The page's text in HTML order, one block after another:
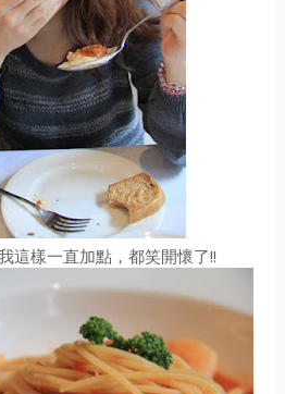
這樣一直加點，都笑開懷了!!